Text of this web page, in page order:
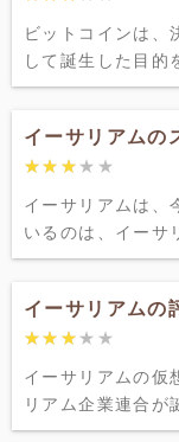
ビットコインは、
して誕生した目的
イーサリアムの
★★★★★
★★★★★
イーサリアムは、
いるのは、イーサ
イーサリアムの
★★★★★
★★★★★
イーサリアムの仮
リアム企業連合が